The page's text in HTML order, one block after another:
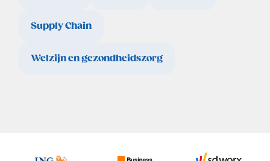
Supply Chain
Welzijn en gezondheidszorg